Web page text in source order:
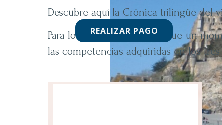
Descubre aquí la Crónica trilingüe del
Para los que sí participaron fue un
las competencias adquiridas en los tres
REALIZAR PAGO